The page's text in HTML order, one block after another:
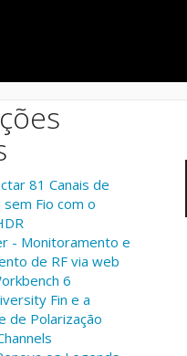
81 Canais de
Fio com o
- Monitoramento e
de RF via web
6
Fin e a
de Polarização